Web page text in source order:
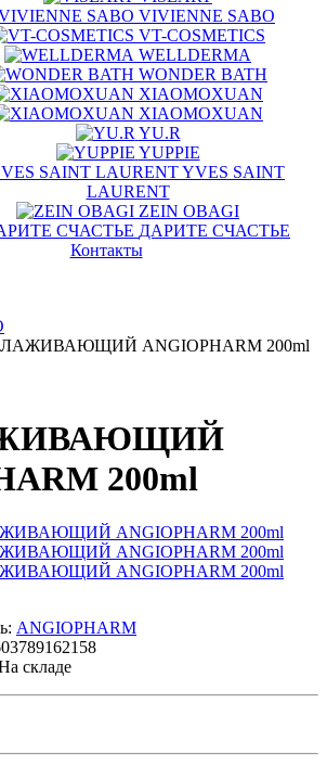
VIVIENNE SABO
VT-COSMETICS
WELLDERMA
WONDER BATH
XIAOMOXUAN
XIAOMOXUAN
YU.R
YUPPIE
YVES SAINT
LAURENT
ZEIN OBAGI
ДАРИТЕ СЧАСТЬЕ
Контакты
ANGIOPHARM 200ml
200ml
ANGIOPHARM
складе